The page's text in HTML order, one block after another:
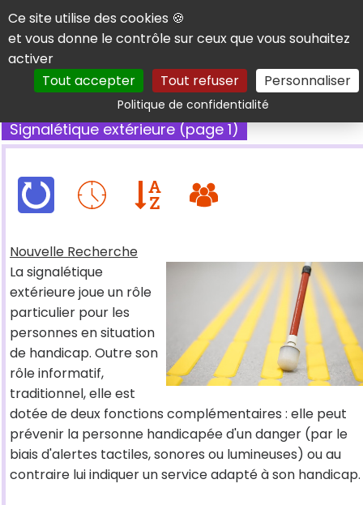
Panneau de gestion des cookies
Ce site utilise des cookies 🍪
et vous donne le contrôle sur ceux que vous souhaitez
activer
Tout accepter
Tout refuser Personnaliser
Politique de confidentialitéRechercher
Signalétique extérieure (page 1)
Nouvelle Recherche
La signalétique
extérieure joue un rôle
particulier pour les
personnes en situation
de handicap. Outre son
rôle informatif,
traditionnel, elle est
dotée de deux fonctions complémentaires : elle peut
prévenir la personne handicapée d'un danger (par le
biais d'alertes tactiles, sonores ou lumineuses) ou au
contraire lui indiquer un service adapté à son handicap.